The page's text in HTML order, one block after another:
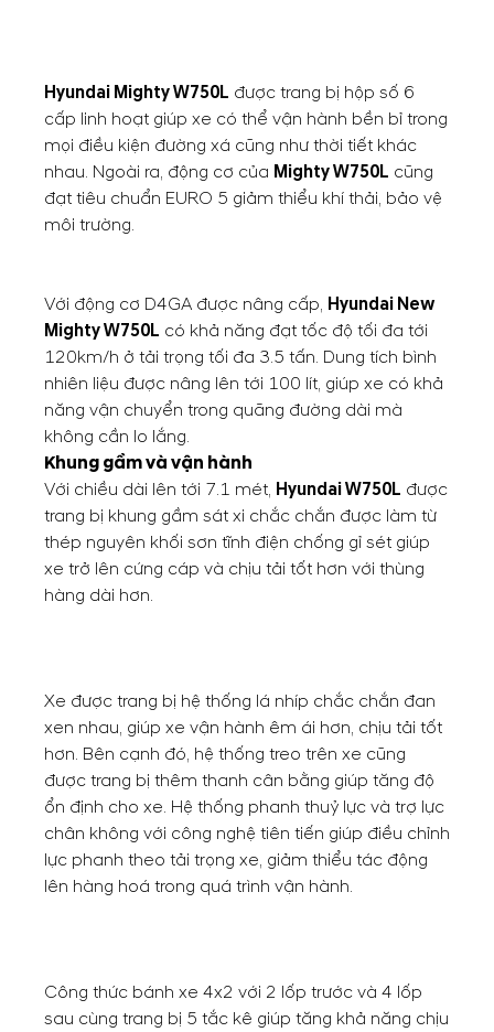
Hyundai Mighty W750L được trang bị hộp số 6
cấp linh hoạt giúp xe có thể vận hành bền bỉ trong
mọi điều kiện đường xá cũng như thời tiết khác
nhau. Ngoài ra, động cơ của Mighty W750L cũng
đạt tiêu chuẩn EURO 5 giảm thiểu khí thải, bảo vệ
môi trường.
Với động cơ D4GA được nâng cấp, Hyundai New
Mighty W750L có khả năng đạt tốc độ tối đa tới
120km/h ở tải trọng tối đa 3.5 tấn. Dung tích bình
nhiên liệu được nâng lên tới 100 lít, giúp xe có khả
năng vận chuyển trong quãng đường dài mà
không cần lo lắng.
Khung gầm và vận hành
Với chiều dài lên tới 7.1 mét, Hyundai W750L được
trang bị khung gầm sát xi chắc chắn được làm từ
thép nguyên khối sơn tĩnh điện chống gỉ sét giúp
xe trở lên cứng cáp và chịu tải tốt hơn với thùng
hàng dài hơn.
Xe được trang bị hệ thống lá nhíp chắc chắn đan
xen nhau, giúp xe vận hành êm ái hơn, chịu tải tốt
hơn. Bên cạnh đó, hệ thống treo trên xe cũng
được trang bị thêm thanh cân bằng giúp tăng độ
ổn định cho xe. Hệ thống phanh thuỷ lực và trợ lực
chân không với công nghệ tiên tiến giúp điều chỉnh
lực phanh theo tải trọng xe, giảm thiểu tác động
lên hàng hoá trong quá trình vận hành.
Công thức bánh xe 4x2 với 2 lốp trước và 4 lốp
sau cùng trang bị 5 tắc kê giúp tăng khả năng chịu